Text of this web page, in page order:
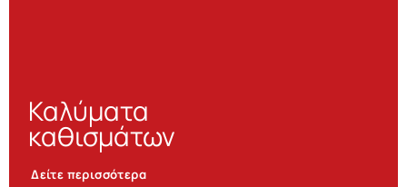
Καλύματα
καθισμάτων
Δείτε περισσότερα